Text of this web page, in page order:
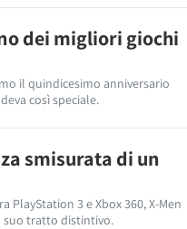
dei migliori giochi
il quindicesimo anniversario
così speciale.
smisurata di un
PlayStation 3 e Xbox 360, X-Men
suo tratto distintivo.